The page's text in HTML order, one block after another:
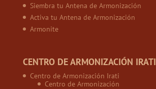
Siembra tu Antena de Armonización
Activa tu Antena de Armonización
Armonite
CENTRO DE ARMONIZACIÓN IRATI
Centro de Armonización Irati
Centro de Armonización